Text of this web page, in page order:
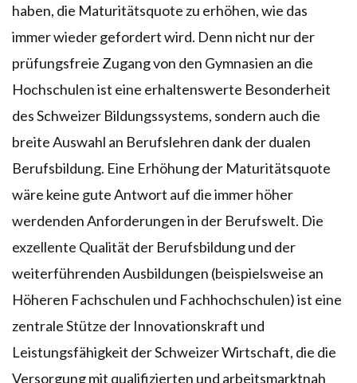
haben, die Maturitätsquote zu erhöhen, wie das
immer wieder gefordert wird. Denn nicht nur der
prüfungsfreie Zugang von den Gymnasien an die
Hochschulen ist eine erhaltenswerte Besonderheit
des Schweizer Bildungssystems, sondern auch die
breite Auswahl an Berufslehren dank der dualen
Berufsbildung. Eine Erhöhung der Maturitätsquote
wäre keine gute Antwort auf die immer höher
werdenden Anforderungen in der Berufswelt. Die
exzellente Qualität der Berufsbildung und der
weiterführenden Ausbildungen (beispielsweise an
Höheren Fachschulen und Fachhochschulen) ist eine
zentrale Stütze der Innovationskraft und
Leistungsfähigkeit der Schweizer Wirtschaft, die die
Versorgung mit qualifizierten und arbeitsmarktnah